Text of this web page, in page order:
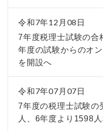
令和7年12月08日
7年度税理士試験の合
年度の試験からのオ
を開設へ
令和7年07月07日
7年度の税理士試験の
人、6年度より1598